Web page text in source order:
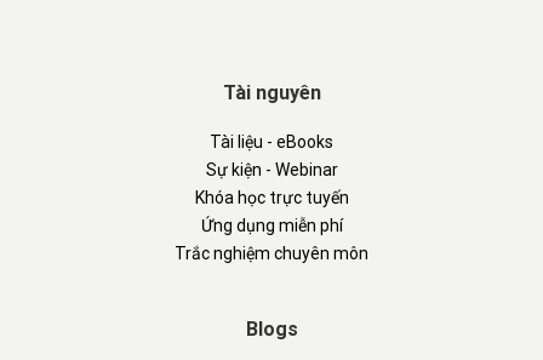
Tài nguyên
Tài liệu - eBooks
Sự kiện - Webinar
Khóa học trực tuyến
Ứng dụng miễn phí
Trắc nghiệm chuyên môn
Blogs